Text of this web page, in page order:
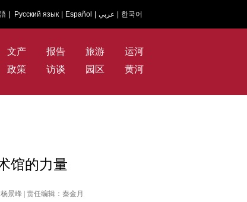
Русский язык Español عربي 한국어
文产 报告 旅游
运河
政策 访谈 园区 黄河
馆的力量
景峰 | 责任编辑：秦金月